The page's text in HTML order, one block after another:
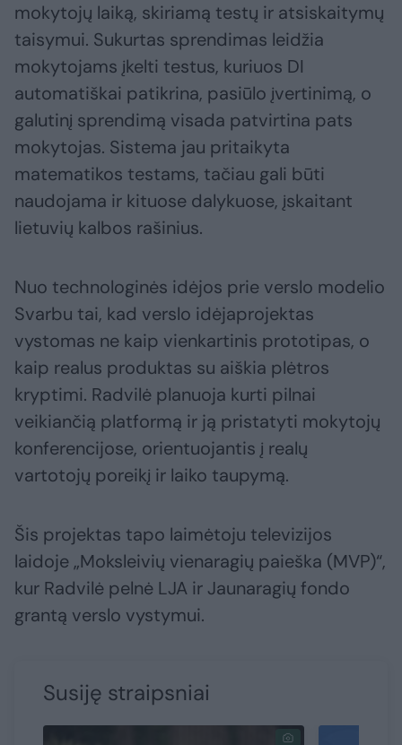
mokytojų laiką, skiriamą testų ir atsiskaitymų
taisymui. Sukurtas sprendimas leidžia
mokytojams įkelti testus, kuriuos DI
automatiškai patikrina, pasiūlo įvertinimą, o
galutinį sprendimą visada patvirtina pats
mokytojas. Sistema jau pritaikyta
matematikos testams, tačiau gali būti
naudojama ir kituose dalykuose, įskaitant
lietuvių kalbos rašinius.
Nuo technologinės idėjos prie verslo modelio
Svarbu tai, kad verslo idėjaprojektas
vystomas ne kaip vienkartinis prototipas, o
kaip realus produktas su aiškia plėtros
kryptimi. Radvilė planuoja kurti pilnai
veikiančią platformą ir ją pristatyti mokytojų
konferencijose, orientuojantis į realų
vartotojų poreikį ir laiko taupymą.
Šis projektas tapo laimėtoju televizijos
laidoje „Moksleivių vienaragių paieška (MVP)“,
kur Radvilė pelnė LJA ir Jaunaragių fondo
grantą verslo vystymui.
Susiję straipsniai